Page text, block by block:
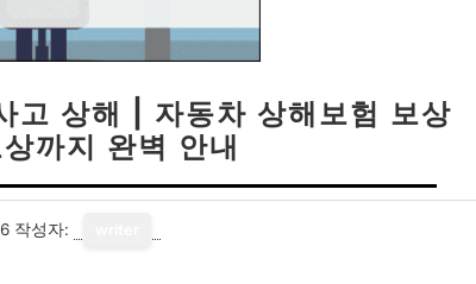
고 상해 | 자동차 상해보험 보상
까지 완벽 안내
작성자: